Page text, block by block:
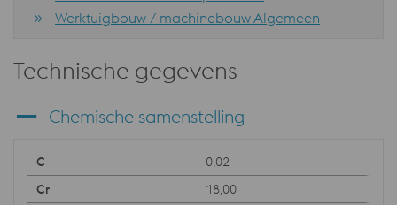
Werktuigbouw / machinebouw Algemeen
Technische gegevens
Chemische samenstelling
0,02
18,00